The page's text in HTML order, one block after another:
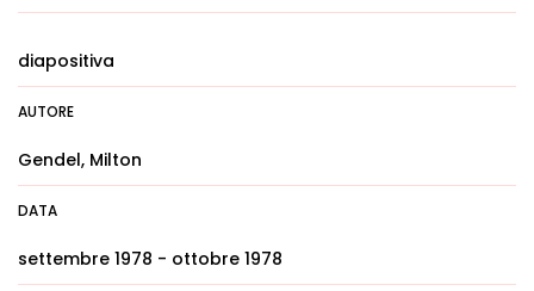
diapositiva
AUTORE
Gendel, Milton
DATA
settembre 1978 - ottobre 1978